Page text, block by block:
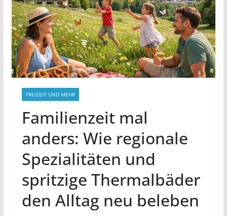
FREIZEIT UND MEHR
Familienzeit mal
anders: Wie regionale
Spezialitäten und
spritzige Thermalbäder
den Alltag neu beleben